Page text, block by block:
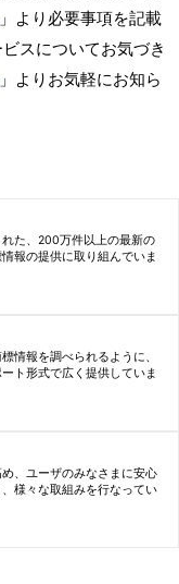
」より必要事項を記載
スについてお気づき
」よりお気軽にお知ら
た、200万件以上の最新の
報の提供に取り組んでいま
情報を調べられるように、
ト形式で広く提供していま
、ユーザのみなさまに安心
様々な取組みを行なってい